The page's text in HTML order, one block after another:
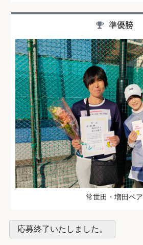
準優勝
常世田・増田ペア
応募終了いたしました。